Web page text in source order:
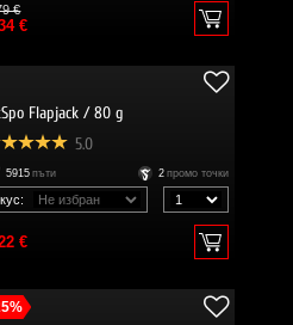
€
€
Flapjack / 80 g
5.0
5915 пъти 2 промо точки
€